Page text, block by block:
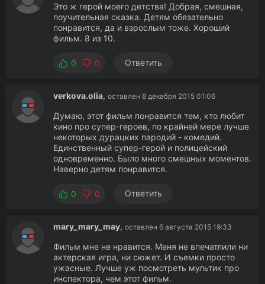
Это ж герой моего детства! Добрая, смешная,
поучительная сказка. Детям обязательно
понравится, да и взрослым тоже. Хороший
фильм. 8 из 10.
0 0 Ответить
verkova.olia, оставлен 8 декабря 2015 01:06
Думаю, этот фильм понравится тем, кто любит
кино про супер-героев, по крайней мере лучше
некоторых дурацких пародий - комедий.
Единственный супер-герой и полицейский
одновременно. Было много смешных моментов.
Наверно детям понравится.
0 0 Ответить
mary_mary_may, оставлен 6 августа 2015 19:33
Фильм мне не нравится. Меня не впечатлили ни
актерская игра, ни сюжет. И съемки просто
ужасные. Лучше уж посмотреть мультик про
инспектора, чем этот фильм.